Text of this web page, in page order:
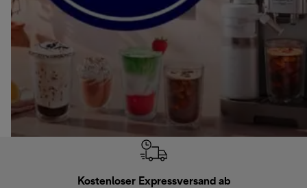
Kostenloser Expressversand ab